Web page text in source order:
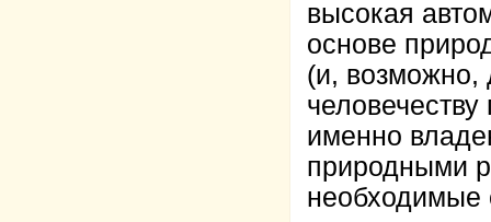
высокая
основе
(и, возможно,
именно
природными
необходимые